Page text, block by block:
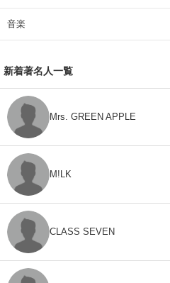
音楽
新着著名人一覧
Mrs. GREEN APPLE
M!LK
CLASS SEVEN